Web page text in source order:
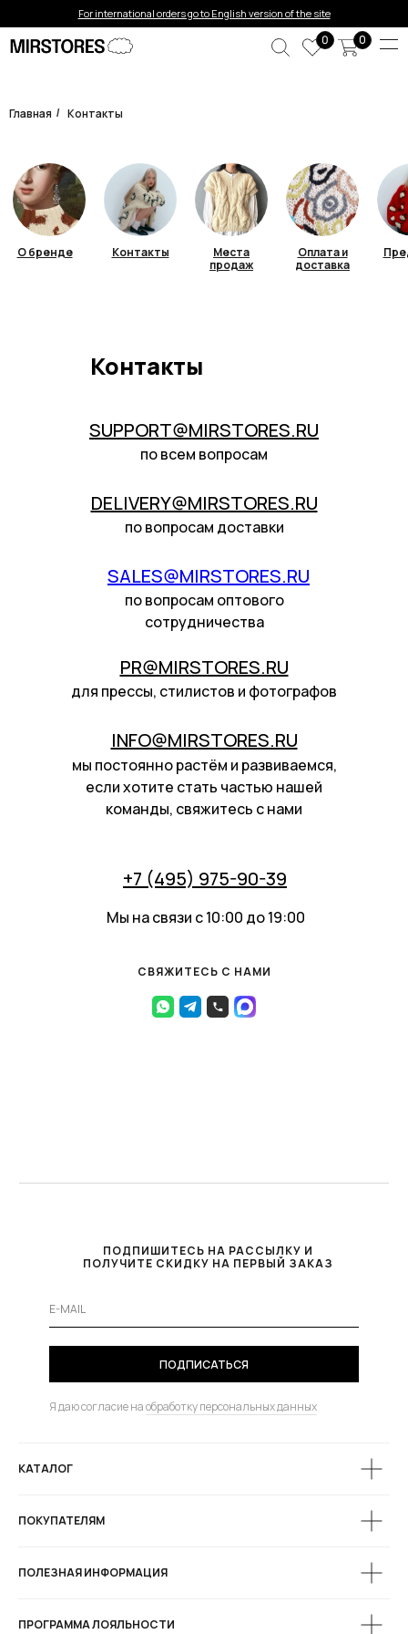
0
0
For international orders go to English version of the site
Главная / Контакты
Места
продаж
Оплата и
доставка
Контакты
О бренде
+7 (495) 975-90-39
Мы на связи с 10:00 до 19:00
SUPPORT@MIRSTORES.RU
по всем вопросам
DELIVERY@MIRSTORES.RU
по вопросам доставки
SALES@MIRSTORES.RU
по вопросам оптового
сотрудничества
PR@MIRSTORES.RU
для прессы, стилистов и фотографов
INFO@MIRSTORES.RU
мы постоянно растём и развиваемся,
если хотите стать частью нашей
команды, свяжитесь с нами
СВЯЖИТЕСЬ С НАМИ
Контакты
ПОДПИШИТЕСЬ НА РАССЫЛКУ И
ПОЛУЧИТЕ СКИДКУ НА ПЕРВЫЙ ЗАКАЗ
ПОДПИСАТЬСЯ
Я даю согласие наобработку персональных данных
КАТАЛОГ
ПОКУПАТЕЛЯМ
ПОЛЕЗНАЯ ИНФОРМАЦИЯ
ПРОГРАММА ЛОЯЛЬНОСТИ